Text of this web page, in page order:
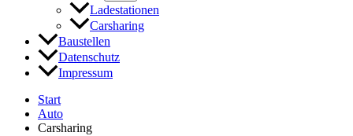
Ladestationen
Carsharing
Baustellen
Datenschutz
Impressum
Start
Auto
Carsharing